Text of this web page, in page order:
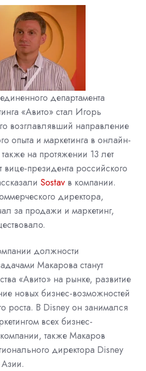
департамента
«Авито» стал Игорь
возглавлявший направление
опыта и маркетинга в онлайн-
на протяжении 13 лет
президента российского
Sostav в компании.
директора,
за продажи и маркетинг,
должности
Макарова станут
«Авито» на рынке, развитие
новых бизнес-возможностей
роста. В Disney он занимался
всех бизнес-
также Макаров
директора Disney